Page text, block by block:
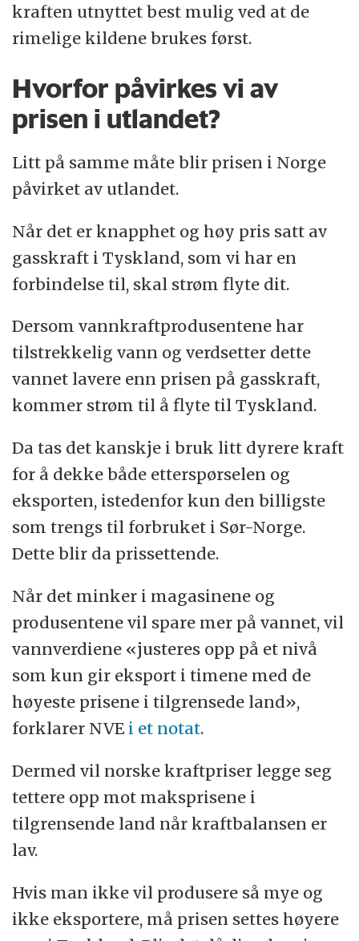
kraften utnyttet best mulig ved at de
rimelige kildene brukes først.
Hvorfor påvirkes vi av
prisen i utlandet?
Litt på samme måte blir prisen i Norge
påvirket av utlandet.
Når det er knapphet og høy pris satt av
gasskraft i Tyskland, som vi har en
forbindelse til, skal strøm flyte dit.
Dersom vannkraftprodusentene har
tilstrekkelig vann og verdsetter dette
vannet lavere enn prisen på gasskraft,
kommer strøm til å flyte til Tyskland.
Da tas det kanskje i bruk litt dyrere kraft
for å dekke både etterspørselen og
eksporten, istedenfor kun den billigste
som trengs til forbruket i Sør-Norge.
Dette blir da prissettende.
Når det minker i magasinene og
produsentene vil spare mer på vannet, vil
vannverdiene «justeres opp på et nivå
som kun gir eksport i timene med de
høyeste prisene i tilgrensede land»,
forklarer NVE i et notat.
Dermed vil norske kraftpriser legge seg
tettere opp mot maksprisene i
tilgrensende land når kraftbalansen er
lav.
Hvis man ikke vil produsere så mye og
ikke eksportere, må prisen settes høyere